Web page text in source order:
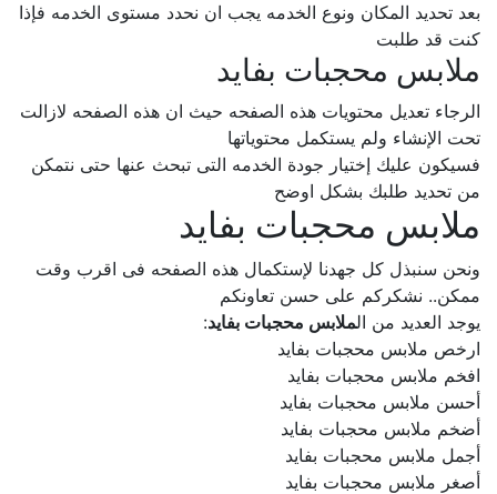
بعد تحديد المكان ونوع الخدمه يجب ان نحدد مستوى الخدمه فإذا
كنت قد طلبت
ملابس محجبات بفايد
الرجاء تعديل محتويات هذه الصفحه حيث ان هذه الصفحه لازالت
تحت الإنشاء ولم يستكمل محتوياتها
فسيكون عليك إختيار جودة الخدمه التى تبحث عنها حتى نتمكن
من تحديد طلبك بشكل اوضح
ملابس محجبات بفايد
ونحن سنبذل كل جهدنا لإستكمال هذه الصفحه فى اقرب وقت
ممكن.. نشكركم على حسن تعاونكم
يوجد العديد من ال ملابس محجبات بفايد:
ارخص ملابس محجبات بفايد
افخم ملابس محجبات بفايد
أحسن ملابس محجبات بفايد
أضخم ملابس محجبات بفايد
أجمل ملابس محجبات بفايد
أصغر ملابس محجبات بفايد